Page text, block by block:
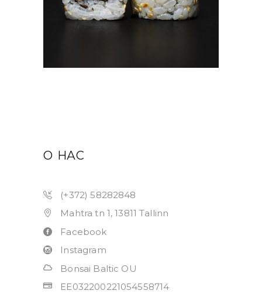
#9 TAMAGO (8TK)
О НАС
(+372) 58282848
Mahtra tn 1, 13811 Tallinn
Facebook
Instagram
Bonsai Baltic OU
EE032200221054558714